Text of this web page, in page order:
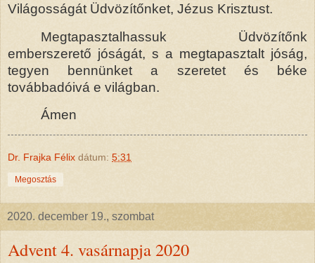
Világosságát Üdvözítőnket, Jézus Krisztust.
Megtapasztalhassuk Üdvözítőnk
emberszerető jóságát, s a megtapasztalt jóság,
tegyen bennünket a szeretet és béke
továbbadóivá e világban.
Ámen
Dr. Frajka Félix dátum: 5:31
Megosztás
2020. december 19., szombat
Advent 4. vasárnapja 2020